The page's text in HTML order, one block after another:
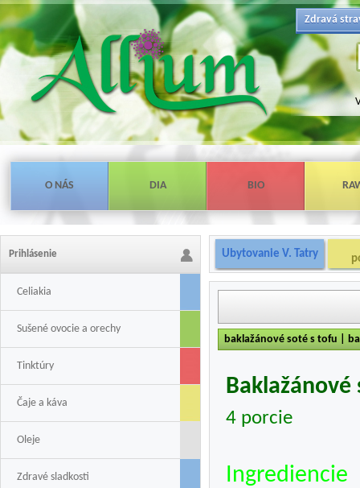
Zdravá
O NÁS DIA BIO
Prihlásenie
Celiakia
Sušené ovocie a orechy
Tinktúry
Čaje a káva
Oleje
Zdravé sladkosti
Ubytovanie V. Tatry
baklažánové soté s tofu |
4 porcie
Ingrediencie